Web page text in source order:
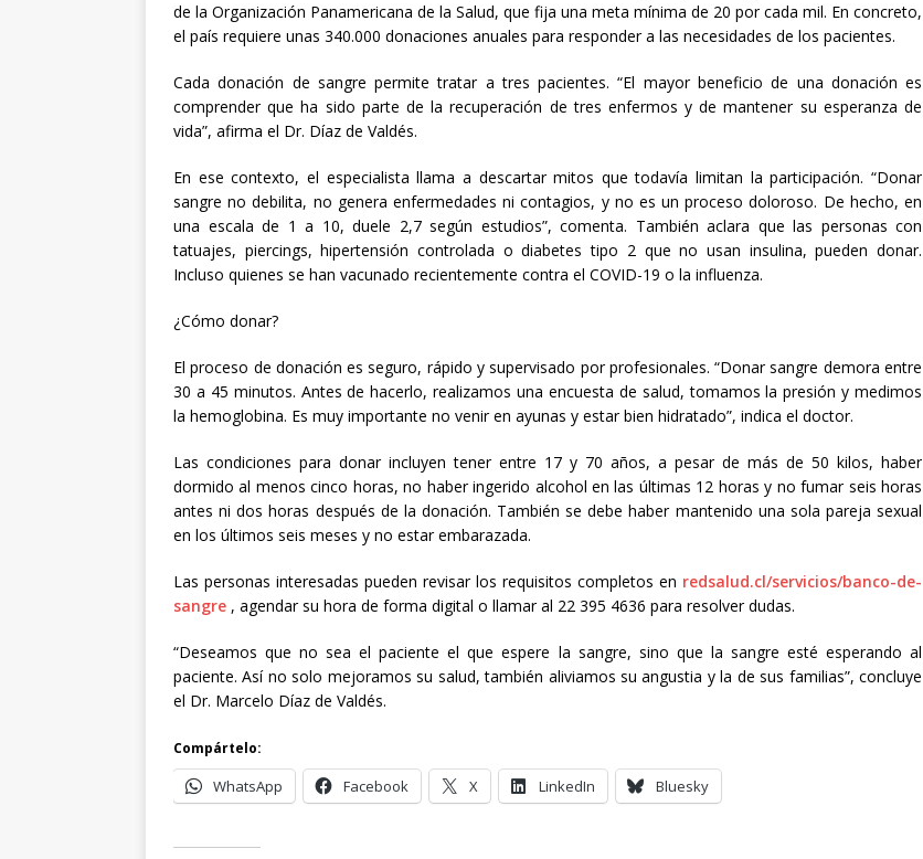
de la Organización Panamericana de la Salud, que fija una meta mínima de 20 por cada mil. En concreto,
el país requiere unas 340.000 donaciones anuales para responder a las necesidades de los pacientes.
Cada donación de sangre permite tratar a tres pacientes. “El mayor beneficio de una donación es
comprender que ha sido parte de la recuperación de tres enfermos y de mantener su esperanza de
vida”, afirma el Dr. Díaz de Valdés.
En ese contexto, el especialista llama a descartar mitos que todavía limitan la participación. “Donar
sangre no debilita, no genera enfermedades ni contagios, y no es un proceso doloroso. De hecho, en
una escala de 1 a 10, duele 2,7 según estudios”, comenta. También aclara que las personas con
tatuajes, piercings, hipertensión controlada o diabetes tipo 2 que no usan insulina, pueden donar.
Incluso quienes se han vacunado recientemente contra el COVID-19 o la influenza.
¿Cómo donar?
El proceso de donación es seguro, rápido y supervisado por profesionales. “Donar sangre demora entre
30 a 45 minutos. Antes de hacerlo, realizamos una encuesta de salud, tomamos la presión y medimos
la hemoglobina. Es muy importante no venir en ayunas y estar bien hidratado”, indica el doctor.
Las condiciones para donar incluyen tener entre 17 y 70 años, a pesar de más de 50 kilos, haber
dormido al menos cinco horas, no haber ingerido alcohol en las últimas 12 horas y no fumar seis horas
antes ni dos horas después de la donación. También se debe haber mantenido una sola pareja sexual
en los últimos seis meses y no estar embarazada.
Las personas interesadas pueden revisar los requisitos completos en redsalud.cl/servicios/banco-de-
sangre , agendar su hora de forma digital o llamar al 22 395 4636 para resolver dudas.
“Deseamos que no sea el paciente el que espere la sangre, sino que la sangre esté esperando al
paciente. Así no solo mejoramos su salud, también aliviamos su angustia y la de sus familias”, concluye
el Dr. Marcelo Díaz de Valdés.
Compártelo:
WhatsApp Facebook X LinkedIn Bluesky